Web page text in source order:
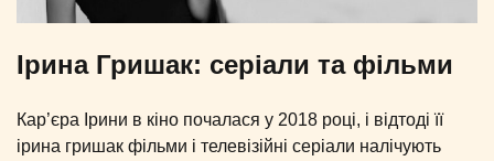
Ірина Гришак: серіали та фільми
Кар’єра Ірини в кіно почалася у 2018 році, і відтоді її
ірина гришак фільми і телевізійні серіали налічують